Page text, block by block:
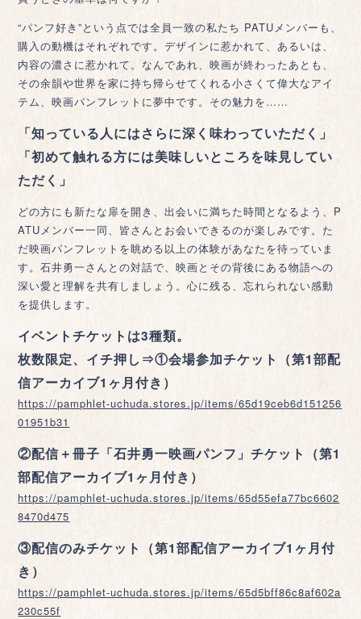
“パンフ好き”という点では全員一致の私たち PATUメンバーも、
購入の動機はそれぞれです。デザインに惹かれて、あるいは、
内容の濃さに惹かれて。なんであれ、映画が終わったあとも、
その余韻や世界を家に持ち帰らせてくれる小さくて偉大なアイ
テム、映画パンフレットに夢中です。その魅力を……
「知っている人にはさらに深く味わっていただく」
「初めて触れる方には美味しいところを味見してい
ただく」
どの方にも新たな扉を開き、出会いに満ちた時間となるよう、P
ATUメンバー一同、皆さんとお会いできるのが楽しみです。た
だ映画パンフレットを眺める以上の体験があなたを待っていま
す。石井勇一さんとの対話で、映画とその背後にある物語への
深い愛と理解を共有しましょう。心に残る、忘れられない感動
を提供します。
イベントチケットは3種類。
枚数限定、イチ押し⇒①会場参加チケット（第1部配
信アーカイブ1ヶ月付き）
https://pamphlet-uchuda.stores.jp/items/65d19ceb6d151256
01951b31
②配信＋冊子「石井勇一映画パンフ」チケット（第1
部配信アーカイブ1ヶ月付き）
https://pamphlet-uchuda.stores.jp/items/65d55efa77bc6602
8470d475
③配信のみチケット（第1部配信アーカイブ1ヶ月付
き）
https://pamphlet-uchuda.stores.jp/items/65d5bff86c8af602a
230c55f